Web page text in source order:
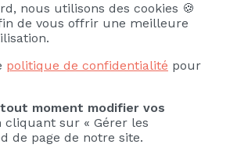
Visual Basic
Voir plus
nous utilisons des cookies 🍪
de vous offrir une meilleure
politique de confidentialité pour
moment modifier vos
cliquant sur « Gérer les
de page de notre site.